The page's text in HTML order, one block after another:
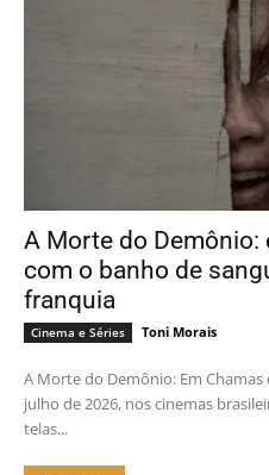
A Morte do Demônio:
com o banho de
franquia
Cinema e Séries Toni Morais
A Morte do Demônio: Em
julho de 2026, nos cinemas
telas...